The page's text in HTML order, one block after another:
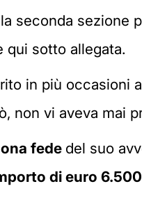
seconda sezione
qui sotto allegata.
in più occasioni
non vi aveva mai
fede del suo
di euro 6.500